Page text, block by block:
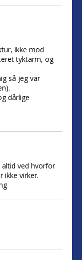
ikke mod
tyktarm, og
så jeg var
dårlige
ved hvorfor
ikke virker.